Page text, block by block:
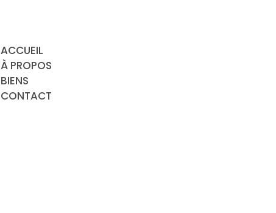
ACCUEIL
À PROPOS
BIENS
CONTACT